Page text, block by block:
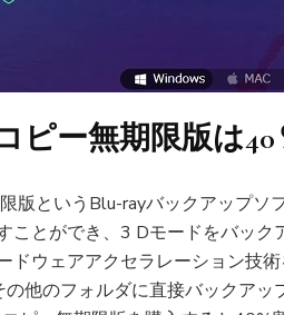
ピー無期限版は40
版というBlu-rayバックアップ
ことができ、3 Dモードをバッ
ドウェアアクセラレーション技
他のフォルダに直接バックア